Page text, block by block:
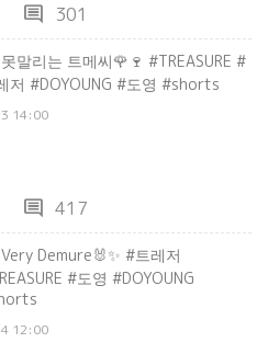
comment 301
못말리는 트메씨🌹🍷 #TREASURE #
저 #DOYOUNG #도영 #shorts
14:00
comment 417
Very Demure🐰✨ #트레저
#도영 #DOYOUNG
12:00